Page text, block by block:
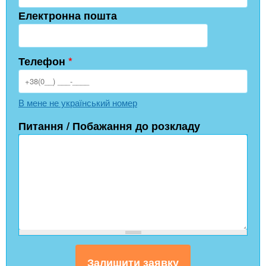
Електронна пошта
Телефон *
В мене не український номер
Питання / Побажання до розкладу